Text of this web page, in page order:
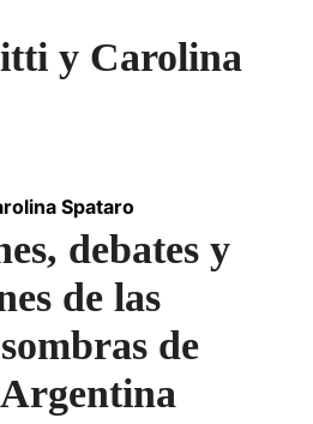
y Carolina
debates y
de las
de
Spataro